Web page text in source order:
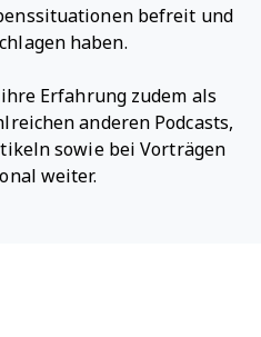
befreit und
haben.
Erfahrung zudem als
anderen Podcasts,
sowie bei Vorträgen
weiter.